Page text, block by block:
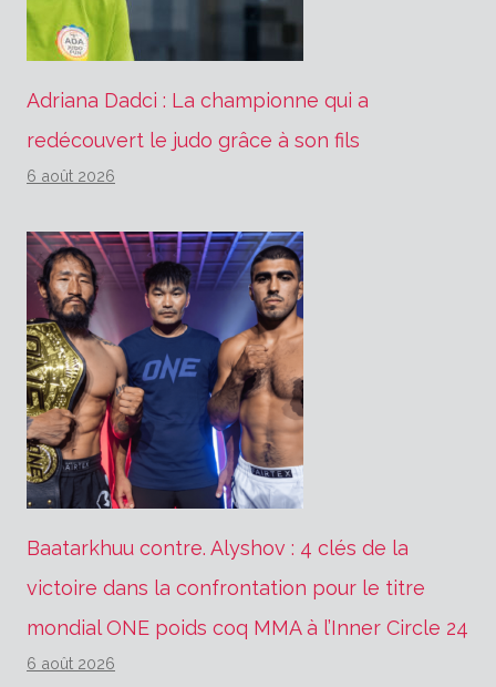
Adriana Dadci : La championne qui a
redécouvert le judo grâce à son fils
6 août 2026
Baatarkhuu contre. Alyshov : 4 clés de la
victoire dans la confrontation pour le titre
mondial ONE poids coq MMA à l’Inner Circle 24
6 août 2026